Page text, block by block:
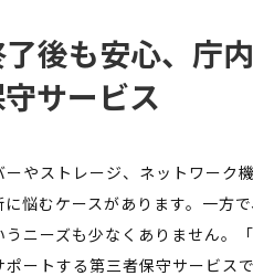
後も安心、庁
サービス
やストレージ、ネットワーク
悩むケースがあります。一方
ニーズも少なくありません。
ートする第三者保守サービス